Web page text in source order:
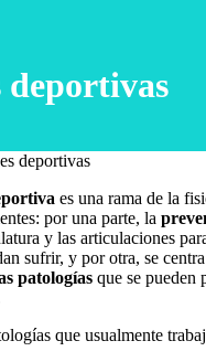
deportivas
es una rama de la
por una parte, la
y las articulaciones
sufrir, y por otra, se
patologías que se pueden
que usualmente